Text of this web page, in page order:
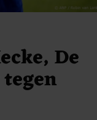
De